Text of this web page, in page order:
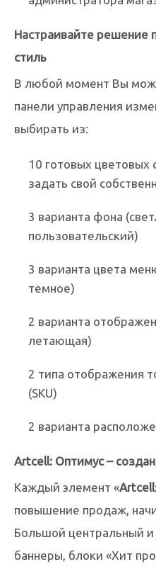
Настраивайте
стиль
В любой момент Вы
панели управления
выбирать из:
10 готовых цветовых
задать свой
3 варианта фона
пользовательский)
3 варианта цвета
темное)
2 варианта
летающая)
2 типа отображения
(SKU)
2 варианта
Artcell: Оптимус –
Каждый элемент «Artcell
повышение продаж,
Большой центральный
баннеры, блоки «Хит